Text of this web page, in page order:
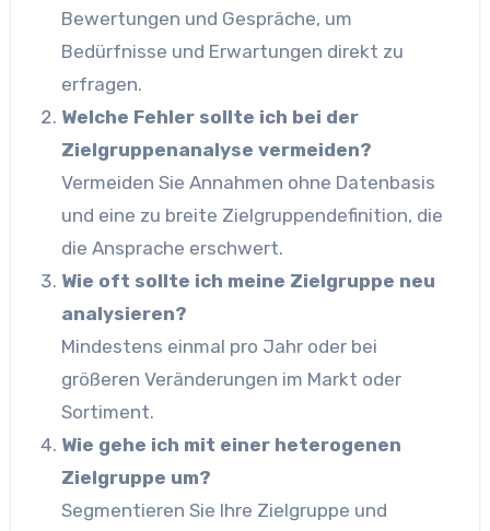
Bewertungen und Gespräche, um
Bedürfnisse und Erwartungen direkt zu
erfragen.
Welche Fehler sollte ich bei der
Zielgruppenanalyse vermeiden?
Vermeiden Sie Annahmen ohne Datenbasis
und eine zu breite Zielgruppendefinition, die
die Ansprache erschwert.
Wie oft sollte ich meine Zielgruppe neu
analysieren?
Mindestens einmal pro Jahr oder bei
größeren Veränderungen im Markt oder
Sortiment.
Wie gehe ich mit einer heterogenen
Zielgruppe um?
Segmentieren Sie Ihre Zielgruppe und